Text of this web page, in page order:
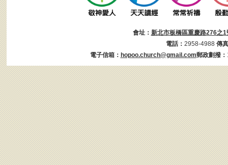
會址： 新北市板橋區重慶路276之1
電話： 2958-4988 傳
電子信箱： hopoo.church@gmail.com郵政劃撥：